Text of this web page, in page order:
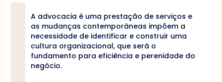
A advocacia é uma prestação de serviços e
as mudanças contemporâneas impõem a
necessidade de identificar e construir uma
cultura organizacional, que será o
fundamento para eficiência e perenidade do
negócio.